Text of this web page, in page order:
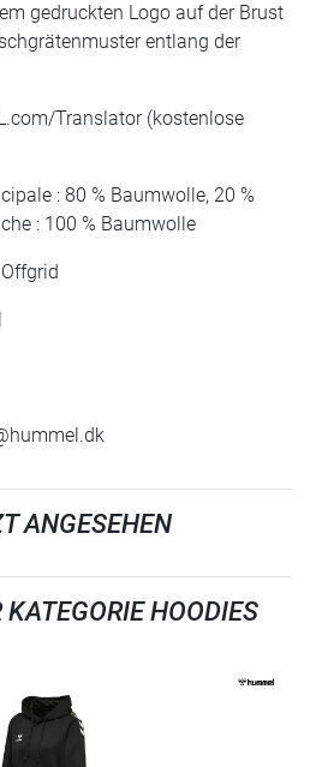
gedruckten Logo auf der Brust
entlang der
Translator (kostenlose
: 80 % Baumwolle, 20 %
: 100 % Baumwolle
ANGESEHEN
HOODIES